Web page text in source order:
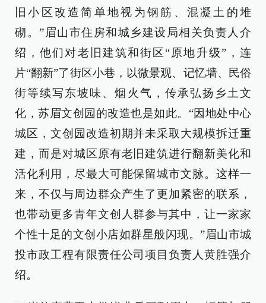
旧小区改造简单地视为钢筋、混凝土的堆
砌。”眉山市住房和城乡建设局相关负责人介
绍，他们对老旧建筑和街区“原地升级”，连
片“翻新”了街区小巷，以微景观、记忆墙、民俗
街等续写东坡味、烟火气，传承弘扬乡土文
化，苏眉文创园的改造也是如此。“因地处中心
城区，文创园改造初期并未采取大规模拆迁重
建，而是对城区原有老旧建筑进行翻新美化和
活化利用，尽最大可能保留城市文脉。这样一
来，不仅与周边群众产生了更加紧密的联系，
也带动更多青年文创人群参与其中，让一家家
个性十足的文创小店如群星般闪现。”眉山市城
投市政工程有限责任公司项目负责人黄胜强介
绍。